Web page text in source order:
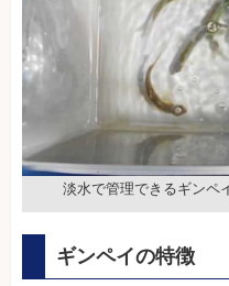
淡水で管理できるギンペ
ギンペイの特徴